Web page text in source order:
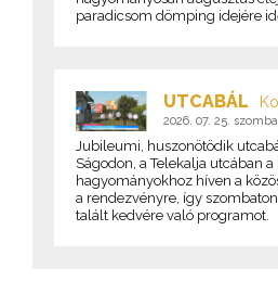
paradicsom dömping idejére
UTCABÁL
2026. 07. 25.
Jubileumi, huszonötödik
Ságodon, a Telekalja utcában
hagyományokhoz híven a
a rendezvényre, így
talált kedvére való programot.